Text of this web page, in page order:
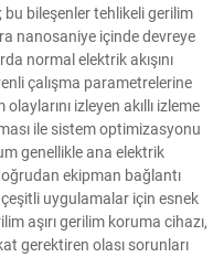
bu bileşenler tehlikeli gerilim
nanosaniye içinde devreye
normal elektrik akışını
çalışma parametrelerine
olaylarını izleyen akıllı izleme
ile sistem optimizasyonu
genellikle ana elektrik
ekipman bağlantı
uygulamalar için esnek
aşırı gerilim koruma cihazı,
gerektiren olası sorunları